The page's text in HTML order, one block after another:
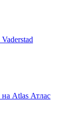
на Atlas Атлас